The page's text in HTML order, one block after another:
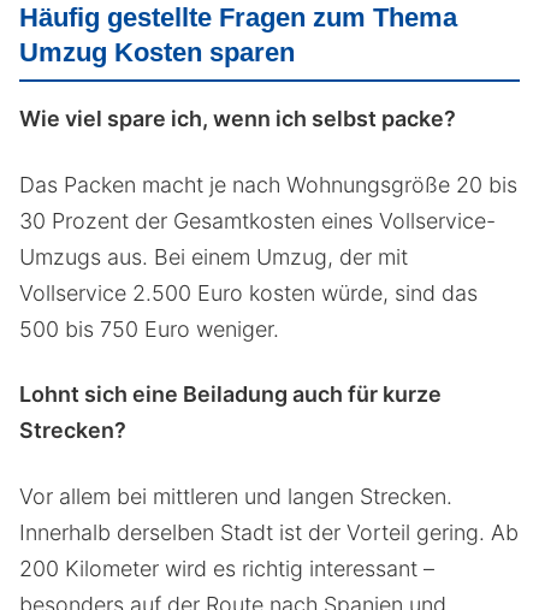
Häufig gestellte Fragen zum Thema
Umzug Kosten sparen
Wie viel spare ich, wenn ich selbst packe?
Das Packen macht je nach Wohnungsgröße 20 bis
30 Prozent der Gesamtkosten eines Vollservice-
Umzugs aus. Bei einem Umzug, der mit
Vollservice 2.500 Euro kosten würde, sind das
500 bis 750 Euro weniger.
Lohnt sich eine Beiladung auch für kurze
Strecken?
Vor allem bei mittleren und langen Strecken.
Innerhalb derselben Stadt ist der Vorteil gering. Ab
200 Kilometer wird es richtig interessant –
besonders auf der Route nach Spanien und